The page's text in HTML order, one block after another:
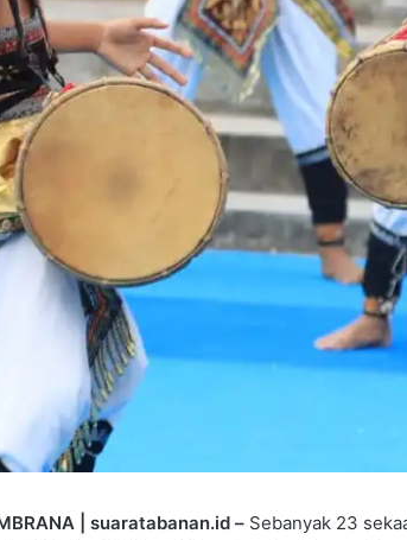
| suaratabanan.id – Sebanyak 23